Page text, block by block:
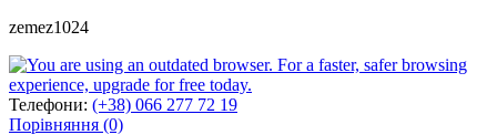
zemez1024
Телефони: (+38) 066 277 72 19
Порівняння (0)